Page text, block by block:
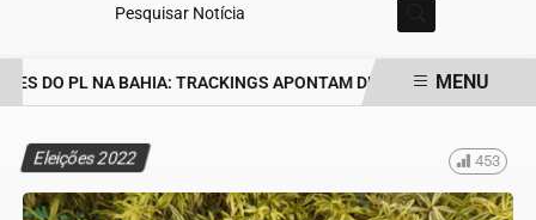
Pesquisar Notícia
DO PL NA BAHIA: TRACKINGS APONTAM DRA. RAISSA SOARES E
MENU
Eleições 2022 453